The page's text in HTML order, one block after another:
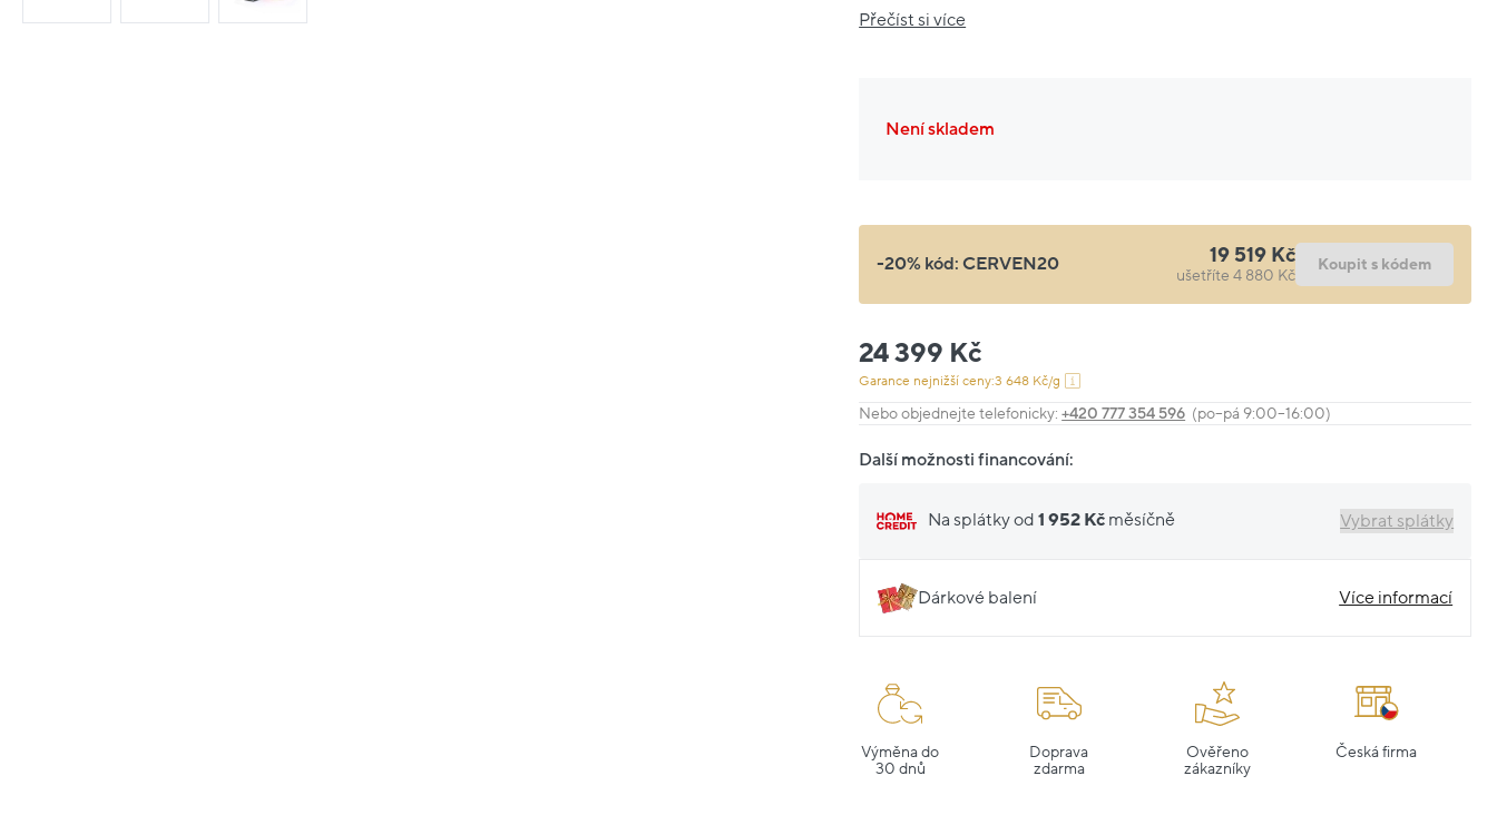
Přečíst si více
Není skladem
-20% kód:CERVEN20 19 519 Kč
ušetříte 4 880 Kč
Koupit s kódem
24 399 Kč
Garance nejnižší ceny:3 648 Kč/g
Nebo objednejte telefonicky:+420 777 354 596 (po–pá 9:00–16:00)
Další možnosti financování:
Na splátky od1 952 Kč měsíčně Vybrat splátky
Dárkové balení Více informací
Výměna do
30 dnů
Doprava
zdarma
Ověřeno
zákazníky
Česká firma